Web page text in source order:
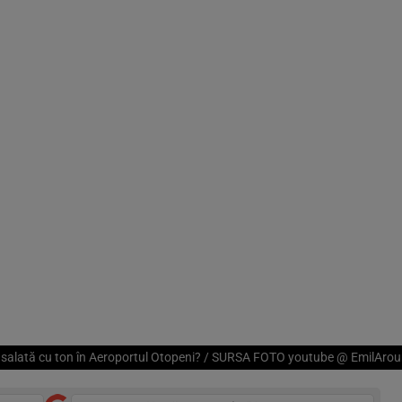
cu ton în Aeroportul Otopeni? / SURSA FOTO youtube @